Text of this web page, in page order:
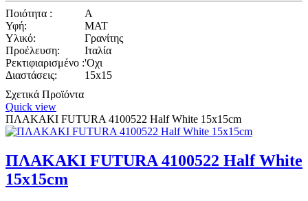
Ποιότητα :
A
Υφή:
ΜΑΤ
Υλικό:
Γρανίτης
Προέλευση:
Ιταλία
Ρεκτιφιαρισμένο :'Οχι
Διαστάσεις:
15x15
Σχετικά Προϊόντα
Quick view
ΠΛΑΚΑΚΙ FUTURA 4100522 Half White 15x15cm
ΠΛΑΚΑΚΙ FUTURA 4100522 Half White
15x15cm